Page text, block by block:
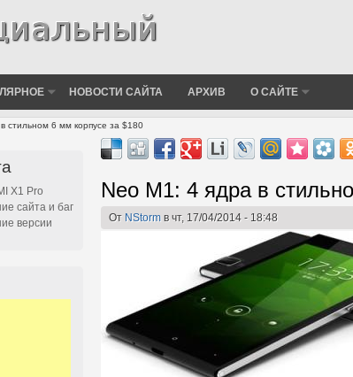
НОВОСТИ САЙТА АРХИВ О САЙТЕ
стильном 6 мм корпусе за $180
Neo M1: 4 ядра в
От NStorm в чт, 17/04/2014 - 18:48
X1 Pro
сайта и баг
версии